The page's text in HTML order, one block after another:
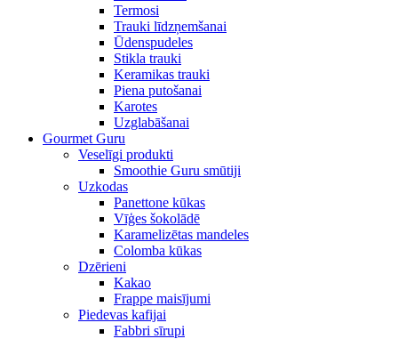
Termosi
Trauki līdzņemšanai
Ūdenspudeles
Stikla trauki
Keramikas trauki
Piena putošanai
Karotes
Uzglabāšanai
Gourmet Guru
Veselīgi produkti
Smoothie Guru smūtiji
Uzkodas
Panettone kūkas
Vīģes šokolādē
Karamelizētas mandeles
Colomba kūkas
Dzērieni
Kakao
Frappe maisījumi
Piedevas kafijai
Fabbri sīrupi